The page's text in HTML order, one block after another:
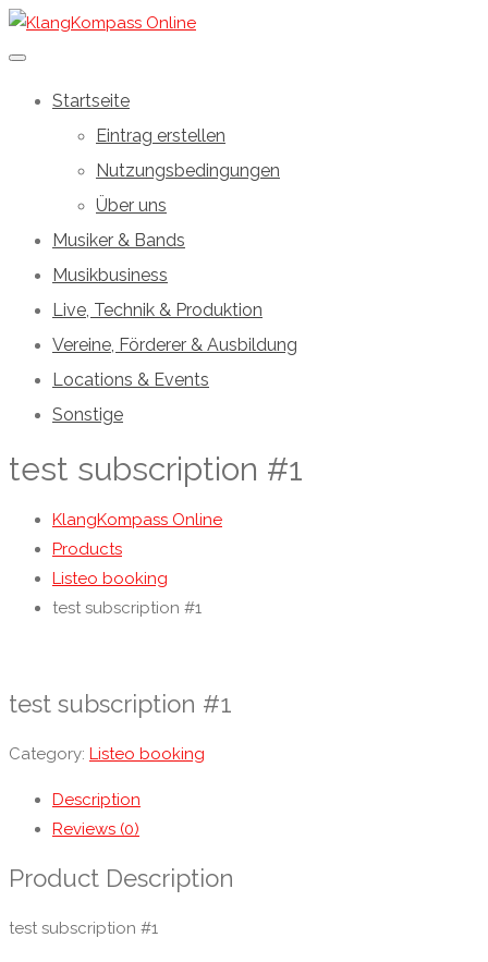
Startseite
Eintrag erstellen
Nutzungsbedingungen
Über uns
Musiker & Bands
Musikbusiness
Live, Technik & Produktion
Vereine, Förderer & Ausbildung
Locations & Events
Sonstige
test subscription #1
KlangKompass Online
Products
Listeo booking
test subscription #1
test subscription #1
Category: Listeo booking
Description
Reviews (0)
Product Description
test subscription #1